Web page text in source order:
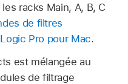
racks Main, A, B, C
de filtres
Pro pour Mac.
est mélangée au
de filtrage